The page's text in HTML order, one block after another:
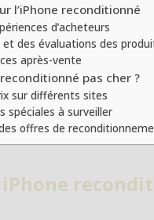
l’iPhone reconditionné
d’acheteurs
des évaluations des
après-vente
pas cher ?
sur différents sites
spéciales à surveiller
offres de
iPhone